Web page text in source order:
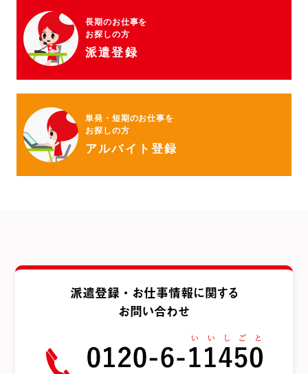
長期のお仕事を
お探しの方
派遣登録
単発・短期のお仕事を
お探しの方
アルバイト登録
派遣登録・お仕事情報に関する
お問い合わせ